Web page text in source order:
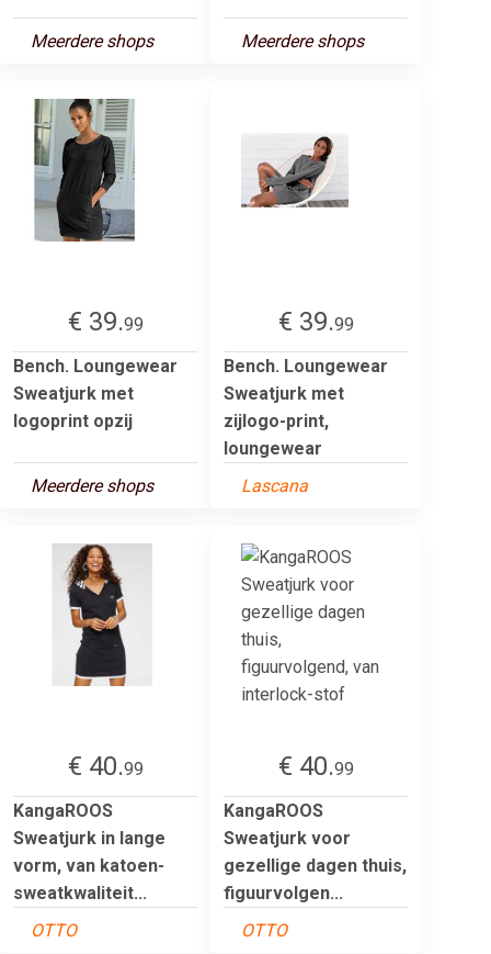
Meerdere shops Meerdere shops
€ 39.99
Bench. Loungewear
Sweatjurk met
logoprint opzij
Meerdere shops
€ 39.99
Bench. Loungewear
Sweatjurk met
zijlogo-print,
loungewear
Lascana
€ 40.99
KangaROOS
Sweatjurk in lange
vorm, van katoen-
sweatkwaliteit...
OTTO
€ 40.99
KangaROOS
Sweatjurk voor
gezellige dagen thuis,
figuurvolgen...
OTTO